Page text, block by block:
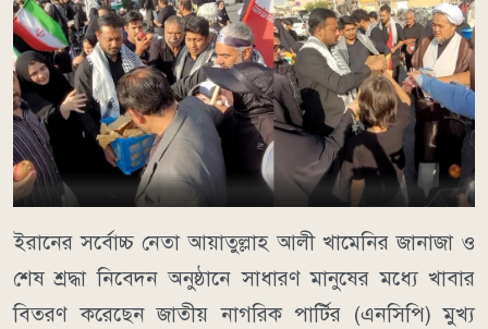
ইরানের সর্বোচ্চ নেতা আয়াতুল্লাহ আলী খামেনির জানাজা ও
শেষ শ্রদ্ধা নিবেদন অনুষ্ঠানে সাধারণ মানুষের মধ্যে খাবার
বিতরণ করেছেন জাতীয় নাগরিক পার্টির (এনসিপি) মুখ্য